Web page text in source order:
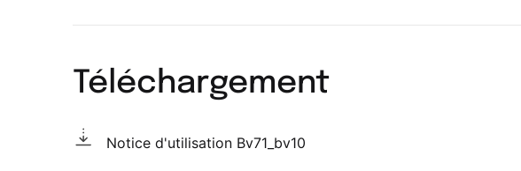
Téléchargement
Notice d'utilisation Bv71_bv10